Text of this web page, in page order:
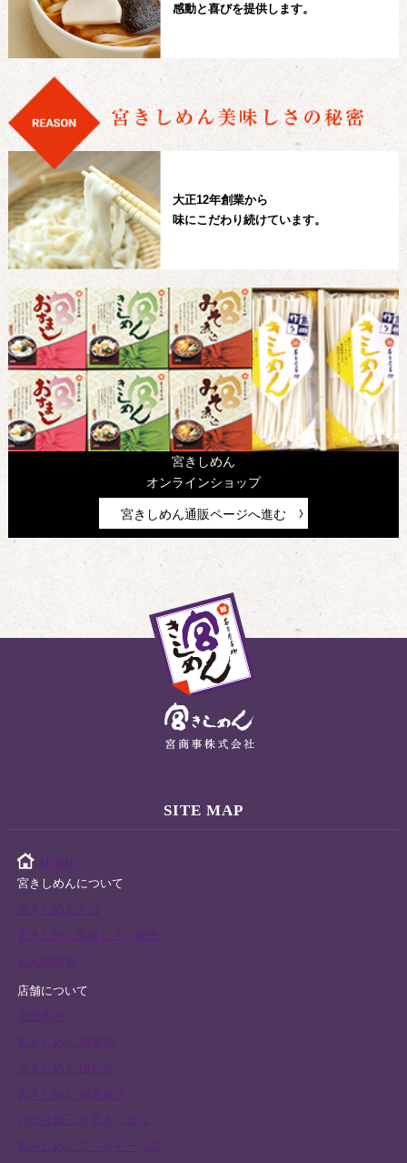
感動と喜びを提供します。
大正12年創業から
味にこだわり続けています。
宮きしめん
オンラインショップ
宮きしめん通販ページへ進む
SITE MAP
HOME
宮きしめんについて
宮きしめん美味しさの秘密
めんの歴史
店舗について
宮きしめん 神宮店
宮きしめん 神宮東店
宮きしめん フジタモール店